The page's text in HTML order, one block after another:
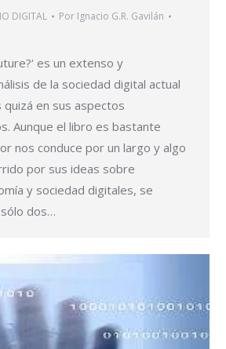
DIGITAL Por Ignacio G.R. Gavilán
es un extenso y
de la sociedad digital actual
en sus aspectos
Aunque el libro es bastante
nos conduce por un largo y algo
por sus ideas sobre
y sociedad digitales, se
dos…